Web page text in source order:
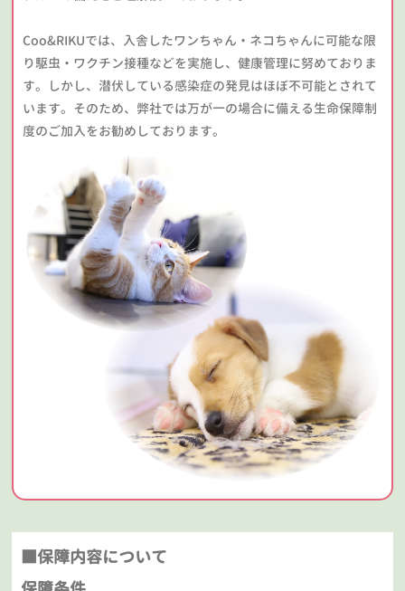
Coo&RIKUでは、入舎したワンちゃん・ネコちゃんに可能な限
り駆虫・ワクチン接種などを実施し、健康管理に努めておりま
す。しかし、潜伏している感染症の発見はほぼ不可能とされて
います。そのため、弊社では万が一の場合に備える生命保障制
度のご加入をお勧めしております。
■保障内容について